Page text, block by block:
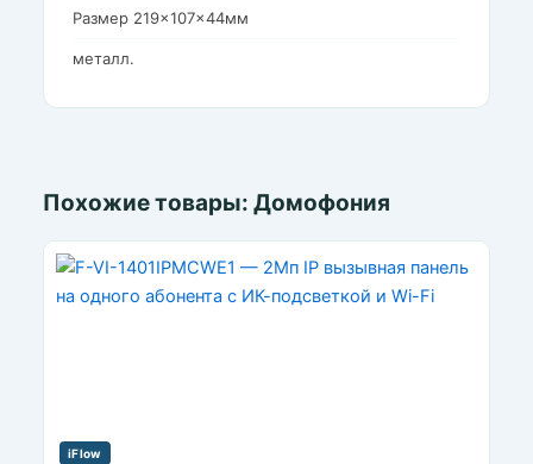
Размер 219×107×44мм
металл.
Похожие товары: Домофония
iFlow